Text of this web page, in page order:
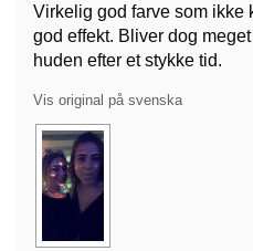
Virkelig god farve som ikke
god effekt. Bliver dog
huden efter et stykke tid.
Vis original på svenska